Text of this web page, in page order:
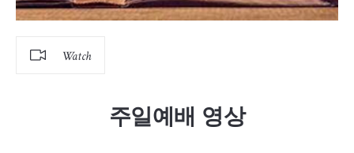
Watch
주일예배 영상